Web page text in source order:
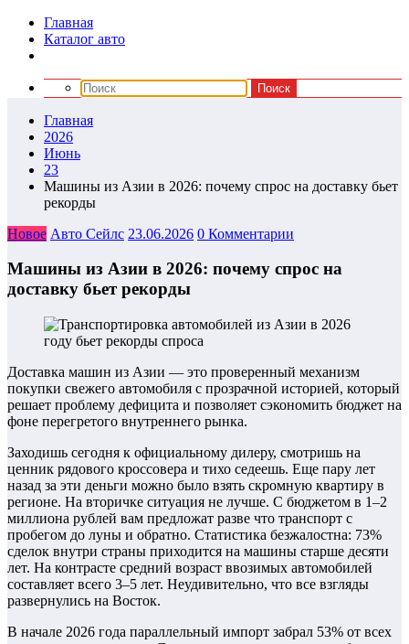
Главная
Каталог авто
Главная
2026
Июнь
23
Машины из Азии в 2026: почему спрос на доставку бьет
рекорды
Новое Авто Сейлс 23.06.2026 0 Комментарии
Машины из Азии в 2026: почему спрос на
доставку бьет рекорды
Доставка машин из Азии — это проверенный механизм
покупки свежего автомобиля с прозрачной историей, который
решает проблему дефицита и позволяет сэкономить бюджет на
фоне перегретого внутреннего рынка.
Заходишь сегодня к официальному дилеру, смотришь на
ценник рядового кроссовера и тихо седеешь. Еще пару лет
назад за эти деньги можно было взять скромную квартиру в
регионе. На вторичке ситуация не лучше. С бюджетом в 1–2
миллиона рублей вам предложат разве что транспорт с
пробегом до луны и обратно. Статистика безжалостна: 73%
сделок внутри страны приходится на машины старше десяти
лет. На контрасте средний возраст ввозимых автомобилей
составляет всего 3–5 лет. Неудивительно, что все взгляды
развернулись на Восток.
В начале 2026 года параллельный импорт забрал 53% от всех